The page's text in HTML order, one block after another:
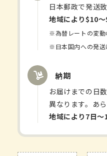
量
を
キ
ス
錠
の
増
や
す
日本郵政で発送致
地域により$10
※為替レートの変動
※日本国内への発送
納期
お届けまでの日
異なります。あ
地域により7日〜